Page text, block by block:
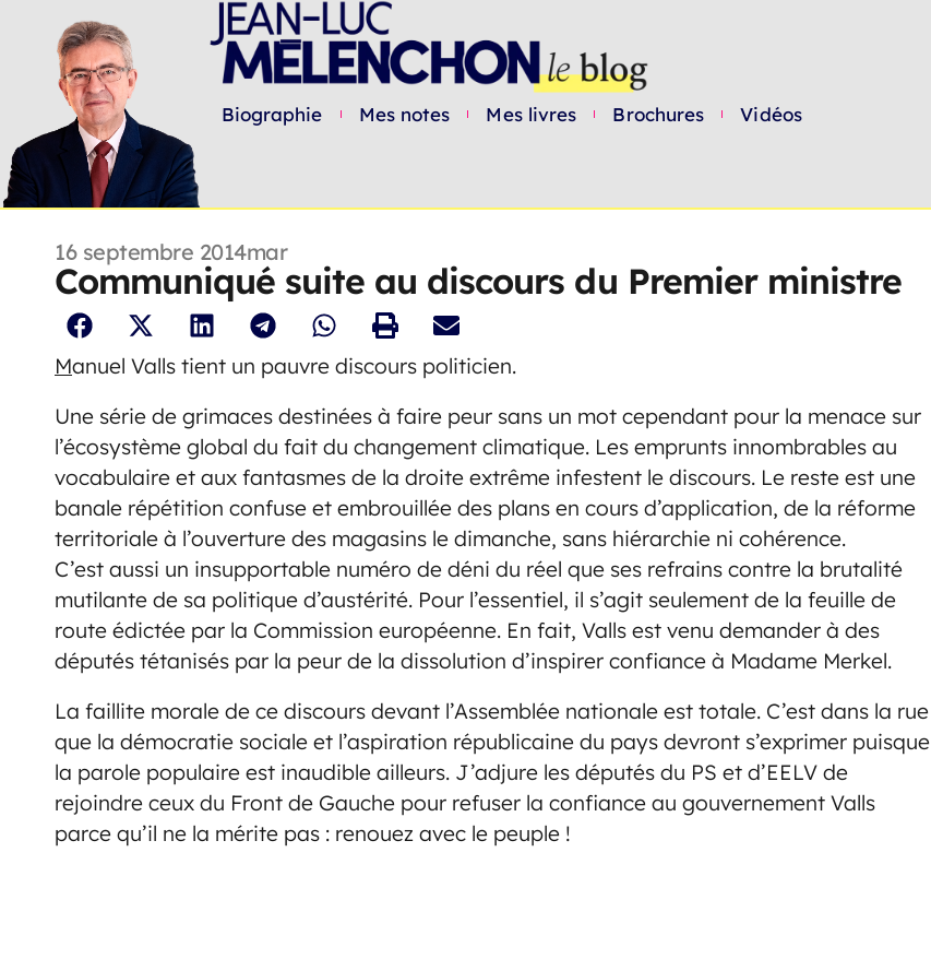
Biographie Mes notes Mes livres Brochures Vidéos
16 septembre 2014mar
Communiqué suite au discours du Premier ministre
Manuel Valls tient un pauvre discours politicien.
Une série de grimaces destinées à faire peur sans un mot cependant pour la menace sur
l’écosystème global du fait du changement climatique. Les emprunts innombrables au
vocabulaire et aux fantasmes de la droite extrême infestent le discours. Le reste est une
banale répétition confuse et embrouillée des plans en cours d’application, de la réforme
territoriale à l’ouverture des magasins le dimanche, sans hiérarchie ni cohérence.
C’est aussi un insupportable numéro de déni du réel que ses refrains contre la brutalité
mutilante de sa politique d’austérité. Pour l’essentiel, il s’agit seulement de la feuille de
route édictée par la Commission européenne. En fait, Valls est venu demander à des
députés tétanisés par la peur de la dissolution d’inspirer confiance à Madame Merkel.
La faillite morale de ce discours devant l’Assemblée nationale est totale. C’est dans la rue
que la démocratie sociale et l’aspiration républicaine du pays devront s’exprimer puisque
la parole populaire est inaudible ailleurs. J’adjure les députés du PS et d’EELV de
rejoindre ceux du Front de Gauche pour refuser la confiance au gouvernement Valls
parce qu’il ne la mérite pas : renouez avec le peuple !